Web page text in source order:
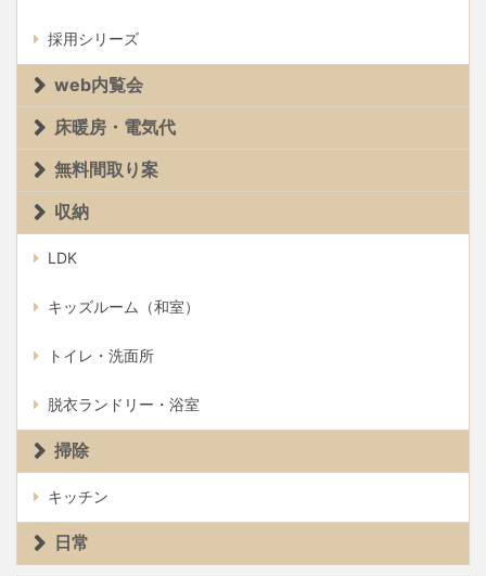
採用シリーズ
web内覧会
床暖房・電気代
無料間取り案
収納
LDK
キッズルーム（和室）
トイレ・洗面所
脱衣ランドリー・浴室
掃除
キッチン
日常